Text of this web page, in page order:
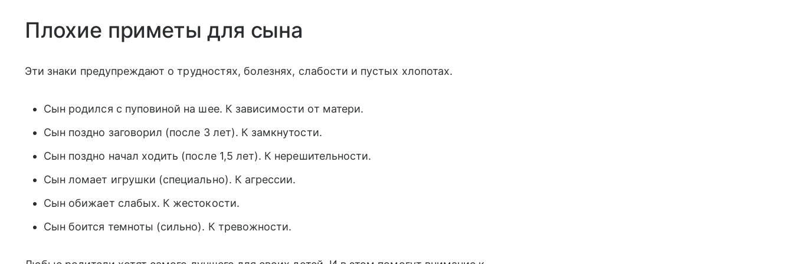
Плохие приметы для сына
Эти знаки предупреждают о трудностях, болезнях, слабости и пустых хлопотах.
Сын родился с пуповиной на шее. К зависимости от матери.
Сын поздно заговорил (после 3 лет). К замкнутости.
Сын поздно начал ходить (после 1,5 лет). К нерешительности.
Сын ломает игрушки (специально). К агрессии.
Сын обижает слабых. К жестокости.
Сын боится темноты (сильно). К тревожности.